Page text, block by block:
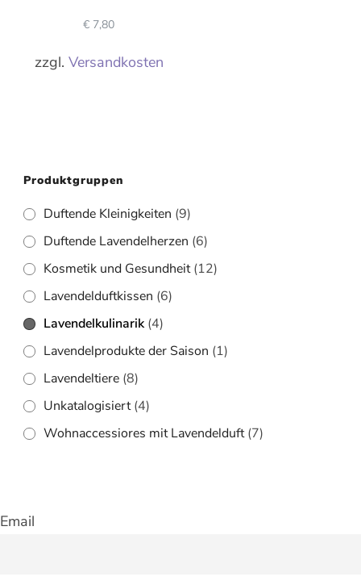
€ 7,80
zzgl. Versandkosten
Produktgruppen
Duftende Kleinigkeiten (9)
Duftende Lavendelherzen (6)
Kosmetik und Gesundheit (12)
Lavendelduftkissen (6)
Lavendelkulinarik (4)
Lavendelprodukte der Saison (1)
Lavendeltiere (8)
Unkatalogisiert (4)
Wohnaccessiores mit Lavendelduft (7)
Email